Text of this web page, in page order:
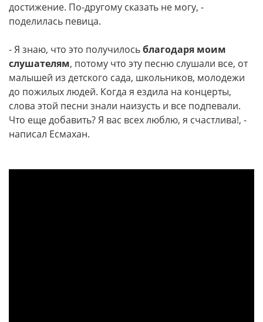
достижение. По-другому сказать не могу, -
поделилась певица.
- Я знаю, что это получилосьблагодаря моим
слушателям, потому что эту песню слушали все, от
малышей из детского сада, школьников, молодежи
до пожилых людей. Когда я ездила на концерты,
слова этой песни знали наизусть и все подпевали.
Что еще добавить? Я вас всех люблю, я счастлива!, -
написал Есмахан.